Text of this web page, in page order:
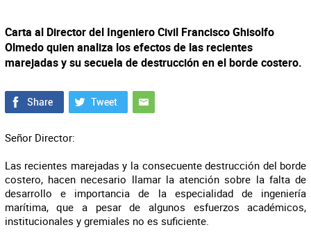
Carta al Director del Ingeniero Civil Francisco Ghisolfo
Olmedo quien analiza los efectos de las recientes
marejadas y su secuela de destrucción en el borde costero.
Señor Director:
Las recientes marejadas y la consecuente destrucción del borde
costero, hacen necesario llamar la atención sobre la falta de
desarrollo e importancia de la especialidad de ingeniería
marítima, que a pesar de algunos esfuerzos académicos,
institucionales y gremiales no es suficiente.